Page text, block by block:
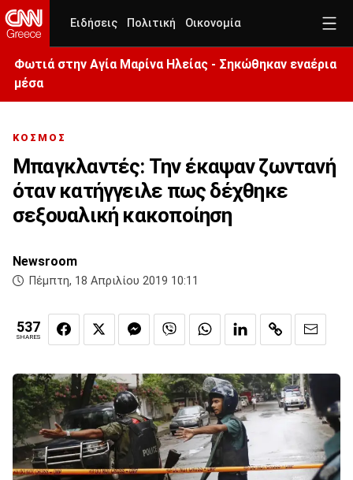
Ειδήσεις Πολιτική Οικονομία
Φωτιά στην Aγία Μαρίνα Ηλείας - Σηκώθηκαν εναέρια
μέσα
ΚΟΣΜΟΣ
Μπαγκλαντές: Την έκαψαν ζωντανή
όταν κατήγγειλε πως δέχθηκε
σεξουαλική κακοποίηση
Newsroom
Πέμπτη, 18 Απριλίου 2019 10:11
537
SHARES